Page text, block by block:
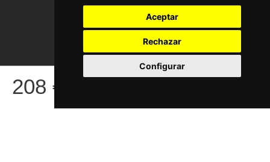
Aceptar
Rechazar
Configurar
208 €© Pronorte Sonido SL. Todos los derechos reservados.